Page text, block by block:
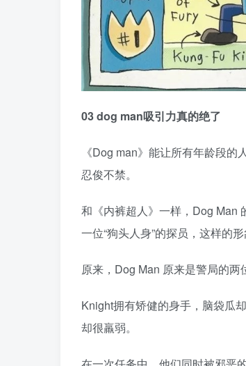
03 dog man吸引力真的绝了
《Dog man》能让所有年龄段
忍俊不禁。
和《内裤超人》一样，Dog Man
一位“狗头人身”的探员，这样的
原来，Dog Man 原来是警局的两
Knight拥有矫健的身手，脑袋瓜
却很羸弱。